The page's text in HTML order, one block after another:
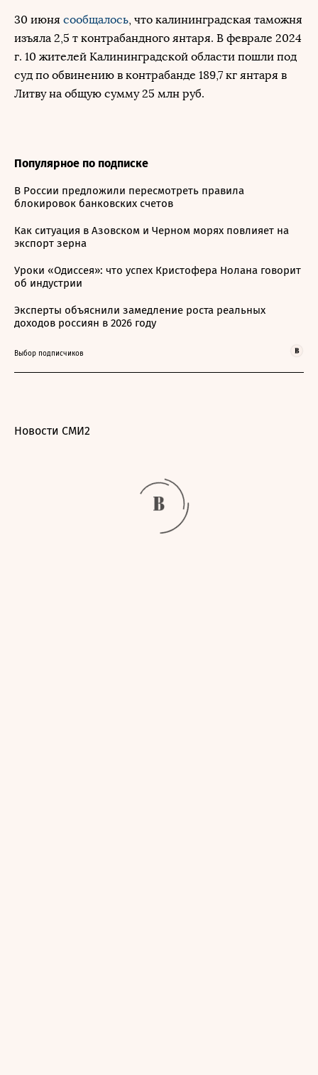
30 июня сообщалось, что калининградская таможня
изъяла 2,5 т контрабандного янтаря. В феврале 2024
г. 10 жителей Калининградской области пошли под
суд по обвинению в контрабанде 189,7 кг янтаря в
Литву на общую сумму 25 млн руб.
Популярное по подписке
В России предложили пересмотреть правила
блокировок банковских счетов
Как ситуация в Азовском и Черном морях повлияет на
экспорт зерна
Уроки «Одиссея»: что успех Кристофера Нолана говорит
об индустрии
Эксперты объяснили замедление роста реальных
доходов россиян в 2026 году
Выбор подписчиков
Новости СМИ2